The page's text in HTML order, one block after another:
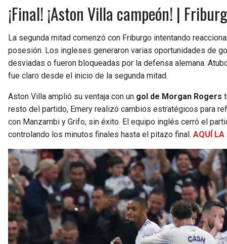
¡Final! ¡Aston Villa campeón! |
La segunda mitad comenzó con Friburgo intentando
posesión. Los ingleses generaron varias oportunidades de
desviadas o fueron bloqueadas por la defensa alemana.
fue claro desde el inicio de la segunda mitad.
Aston Villa amplió su ventaja con un gol de Morgan Rogers
resto del partido, Emery realizó cambios estratégicos para
con Manzambi y Grifo, sin éxito. El equipo inglés cerró el
controlando los minutos finales hasta el pitazo final. AQUÍ LA